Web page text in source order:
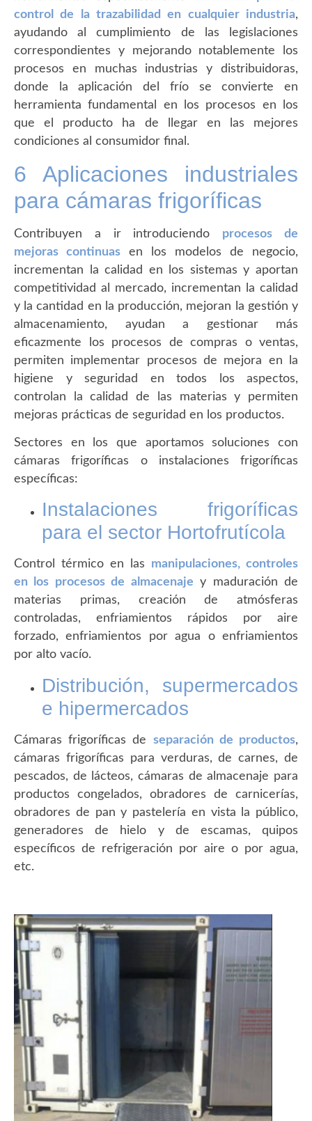
control de la trazabilidad en cualquier industria,
ayudando al cumplimiento de las legislaciones
correspondientes y mejorando notablemente los
procesos en muchas industrias y distribuidoras,
donde la aplicación del frío se convierte en
herramienta fundamental en los procesos en los
que el producto ha de llegar en las mejores
condiciones al consumidor final.
6 Aplicaciones industriales
para cámaras frigoríficas
Contribuyen a ir introduciendo procesos de
mejoras continuas en los modelos de negocio,
incrementan la calidad en los sistemas y aportan
competitividad al mercado, incrementan la calidad
y la cantidad en la producción, mejoran la gestión y
almacenamiento, ayudan a gestionar más
eficazmente los procesos de compras o ventas,
permiten implementar procesos de mejora en la
higiene y seguridad en todos los aspectos,
controlan la calidad de las materias y permiten
mejoras prácticas de seguridad en los productos.
Sectores en los que aportamos soluciones con
cámaras frigoríficas o instalaciones frigoríficas
específicas:
Instalaciones frigoríficas
para el sector Hortofrutícola
Control térmico en las manipulaciones, controles
en los procesos de almacenaje y maduración de
materias primas, creación de atmósferas
controladas, enfriamientos rápidos por aire
forzado, enfriamientos por agua o enfriamientos
por alto vacío.
Distribución, supermercados
e hipermercados
Cámaras frigoríficas de separación de productos,
cámaras frigoríficas para verduras, de carnes, de
pescados, de lácteos, cámaras de almacenaje para
productos congelados, obradores de carnicerías,
obradores de pan y pastelería en vista la público,
generadores de hielo y de escamas, quipos
específicos de refrigeración por aire o por agua,
etc.